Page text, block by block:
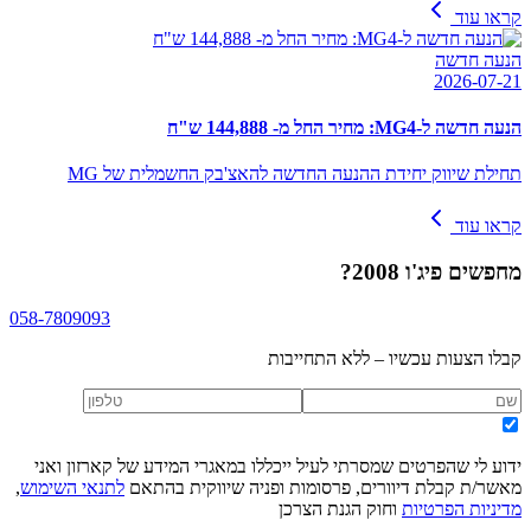
קראו עוד
הנעה חדשה
2026-07-21
הנעה חדשה ל-MG4: מחיר החל מ- 144,888 ש"ח
תחילת שיווק יחידת ההנעה החדשה להאצ'בק החשמלית של MG
קראו עוד
מחפשים פיג'ו 2008 ?
058-7809093
קבלו הצעות עכשיו – ללא התחייבות
ידוע לי שהפרטים שמסרתי לעיל ייכללו במאגרי המידע של קארזון ואני
מאשר/ת קבלת דיוורים, פרסומות ופניה שיווקית בהתאם לתנאי השימוש,
מדיניות הפרטיות וחוק הגנת הצרכן